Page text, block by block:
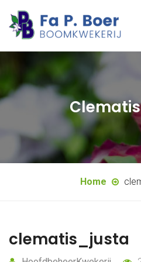
Home
clematis_justa